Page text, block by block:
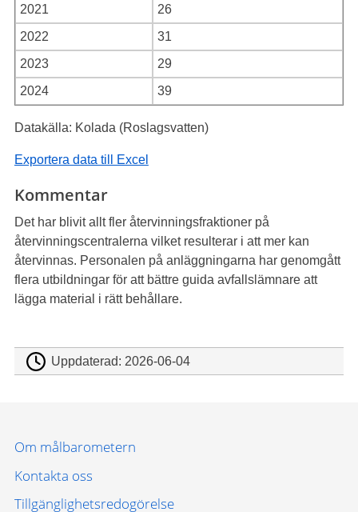
2021
26
2022
31
2023
29
2024
39
Datakälla: Kolada (Roslagsvatten)
Exportera data till Excel
Kommentar
Det har blivit allt fler återvinningsfraktioner på
återvinningscentralerna vilket resulterar i att mer kan
återvinnas. Personalen på anläggningarna har genomgått
flera utbildningar för att bättre guida avfallslämnare att
lägga material i rätt behållare.
Uppdaterad: 2026-06-04
Om målbarometern
Kontakta oss
Tillgänglighetsredogörelse